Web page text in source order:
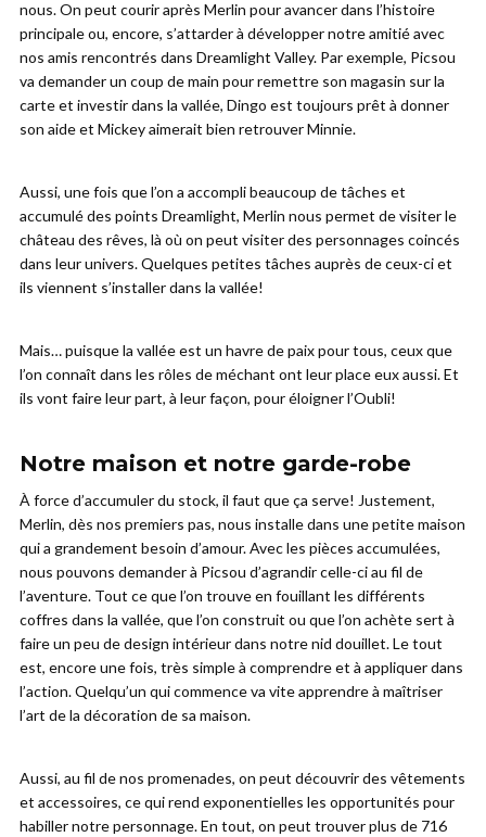
nous. On peut courir après Merlin pour avancer dans l’histoire
principale ou, encore, s’attarder à développer notre amitié avec
nos amis rencontrés dans Dreamlight Valley. Par exemple, Picsou
va demander un coup de main pour remettre son magasin sur la
carte et investir dans la vallée, Dingo est toujours prêt à donner
son aide et Mickey aimerait bien retrouver Minnie.
Aussi, une fois que l’on a accompli beaucoup de tâches et
accumulé des points Dreamlight, Merlin nous permet de visiter le
château des rêves, là où on peut visiter des personnages coincés
dans leur univers. Quelques petites tâches auprès de ceux-ci et
ils viennent s’installer dans la vallée!
Mais… puisque la vallée est un havre de paix pour tous, ceux que
l’on connaît dans les rôles de méchant ont leur place eux aussi. Et
ils vont faire leur part, à leur façon, pour éloigner l’Oubli!
Notre maison et notre garde-robe
À force d’accumuler du stock, il faut que ça serve! Justement,
Merlin, dès nos premiers pas, nous installe dans une petite maison
qui a grandement besoin d’amour. Avec les pièces accumulées,
nous pouvons demander à Picsou d’agrandir celle-ci au fil de
l’aventure. Tout ce que l’on trouve en fouillant les différents
coffres dans la vallée, que l’on construit ou que l’on achète sert à
faire un peu de design intérieur dans notre nid douillet. Le tout
est, encore une fois, très simple à comprendre et à appliquer dans
l’action. Quelqu’un qui commence va vite apprendre à maîtriser
l’art de la décoration de sa maison.
Aussi, au fil de nos promenades, on peut découvrir des vêtements
et accessoires, ce qui rend exponentielles les opportunités pour
habiller notre personnage. En tout, on peut trouver plus de 716